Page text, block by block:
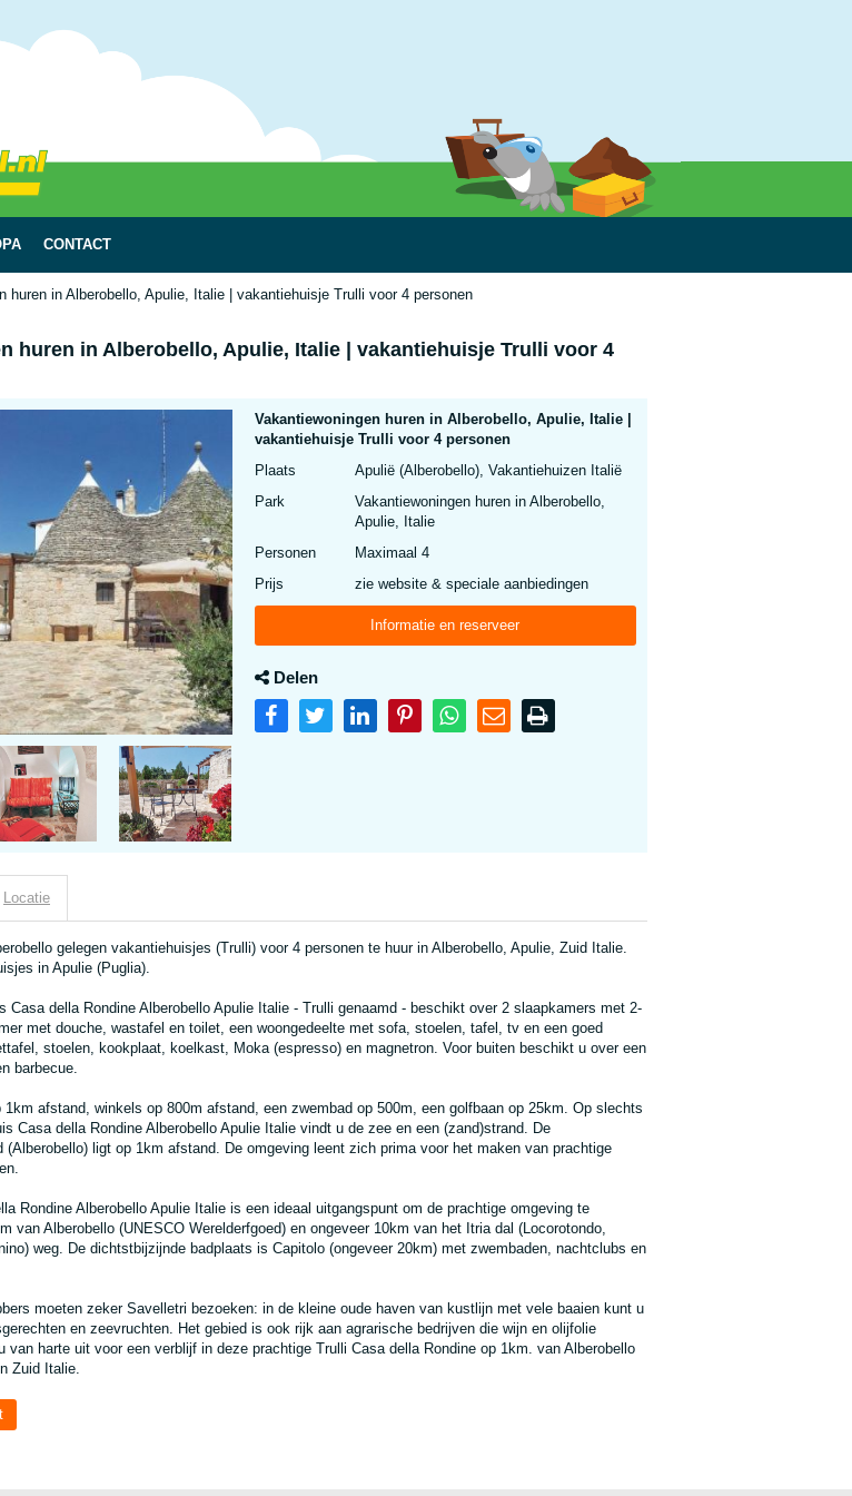
CONTACT
huren in Alberobello, Apulie, Italie | vakantiehuisje Trulli voor 4 personen
huren in Alberobello, Apulie, Italie | vakantiehuisje Trulli voor 4
Vakantiewoningen huren in Alberobello, Apulie, Italie |
vakantiehuisje Trulli voor 4 personen
Plaats
Apulië (Alberobello), Vakantiehuizen Italië
Park
Vakantiewoningen huren in Alberobello,
Apulie, Italie
Personen
Maximaal 4
Prijs
zie website & speciale aanbiedingen
Informatie en reserveer
Delen
Locatie
gelegen vakantiehuisjes (Trulli) voor 4 personen te huur in Alberobello, Apulie, Zuid Italie.
in Apulie (Puglia).
Casa della Rondine Alberobello Apulie Italie - Trulli genaamd - beschikt over 2 slaapkamers met 2-
met douche, wastafel en toilet, een woongedeelte met sofa, stoelen, tafel, tv en een goed
stoelen, kookplaat, koelkast, Moka (espresso) en magnetron. Voor buiten beschikt u over een
barbecue.
1km afstand, winkels op 800m afstand, een zwembad op 500m, een golfbaan op 25km. Op slechts
Casa della Rondine Alberobello Apulie Italie vindt u de zee en een (zand)strand. De
(Alberobello) ligt op 1km afstand. De omgeving leent zich prima voor het maken van prachtige
Rondine Alberobello Apulie Italie is een ideaal uitgangspunt om de prachtige omgeving te
van Alberobello (UNESCO Werelderfgoed) en ongeveer 10km van het Itria dal (Locorotondo,
weg. De dichtstbijzijnde badplaats is Capitolo (ongeveer 20km) met zwembaden, nachtclubs en
moeten zeker Savelletri bezoeken: in de kleine oude haven van kustlijn met vele baaien kunt u
en zeevruchten. Het gebied is ook rijk aan agrarische bedrijven die wijn en olijfolie
van harte uit voor een verblijf in deze prachtige Trulli Casa della Rondine op 1km. van Alberobello
Zuid Italie.